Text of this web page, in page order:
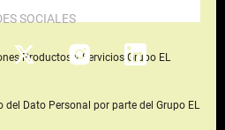
Productos y Servicios Grupo EL
Dato Personal por parte del Grupo EL
SOCIALES